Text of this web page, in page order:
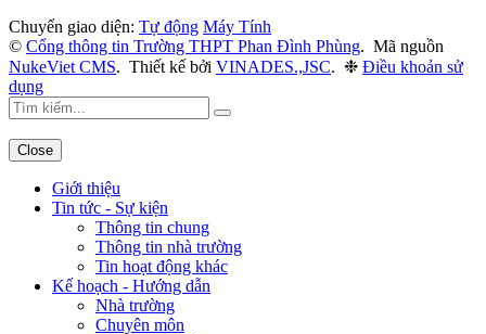
Chuyển giao diện: Tự động Máy Tính
© Cổng thông tin Trường THPT Phan Đình Phùng. Mã nguồn
NukeViet CMS. Thiết kế bởi VINADES.,JSC. ❉ Điều khoản sử
dụng
Close
Giới thiệu
Tin tức - Sự kiện
Thông tin chung
Thông tin nhà trường
Tin hoạt động khác
Kế hoạch - Hướng dẫn
Nhà trường
Chuyên môn